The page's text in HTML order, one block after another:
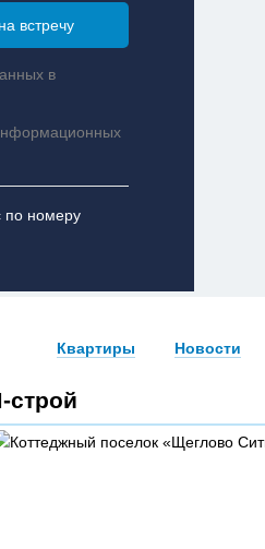
в
по номеру
Квартиры Новости
строй